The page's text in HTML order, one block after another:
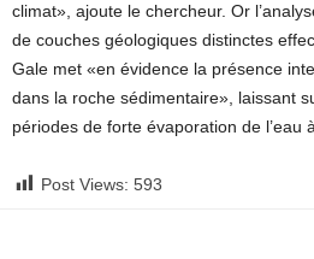
climat», ajoute le chercheur. Or
de couches géologiques distinctes
Gale met «en évidence la présence
dans la roche sédimentaire», laissant
périodes de forte évaporation de l’eau
Post Views: 593